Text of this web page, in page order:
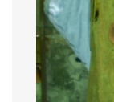
Občanská